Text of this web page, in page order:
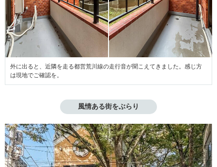
外に出ると、近隣を走る都営荒川線の走行音が聞こえてきました。感じ方
は現地でご確認を。
風情ある街をぶらり